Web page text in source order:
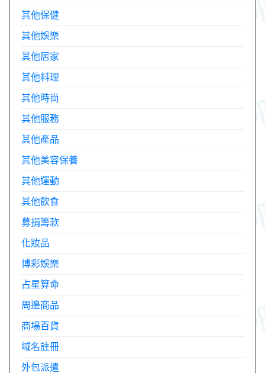
其他保健
其他娛樂
其他居家
其他料理
其他時尚
其他服務
其他產品
其他美容保養
其他運動
其他飲食
募捐籌款
化妝品
博彩娛樂
占星算命
周邊商品
商場百貨
域名註冊
外包派遣